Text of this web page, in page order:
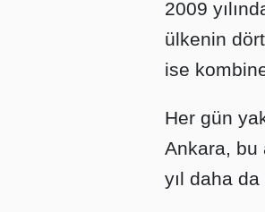
2009
ülkenin
ise
Her gün
Ankara, bu
yıl daha da